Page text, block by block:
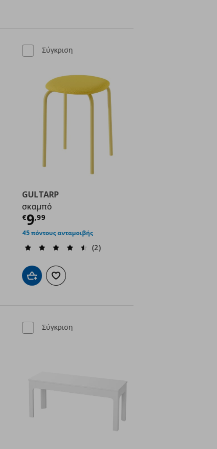
€ 129,00
Σύγκριση
GULTARP
σκαμπό
€9,99
Τρέχουσα τιμή
45 πόντους ανταμοιβής
(2)
Προσθήκη στο καλάθι
Προσθήκη στα αγαπημένα
Σύγκριση